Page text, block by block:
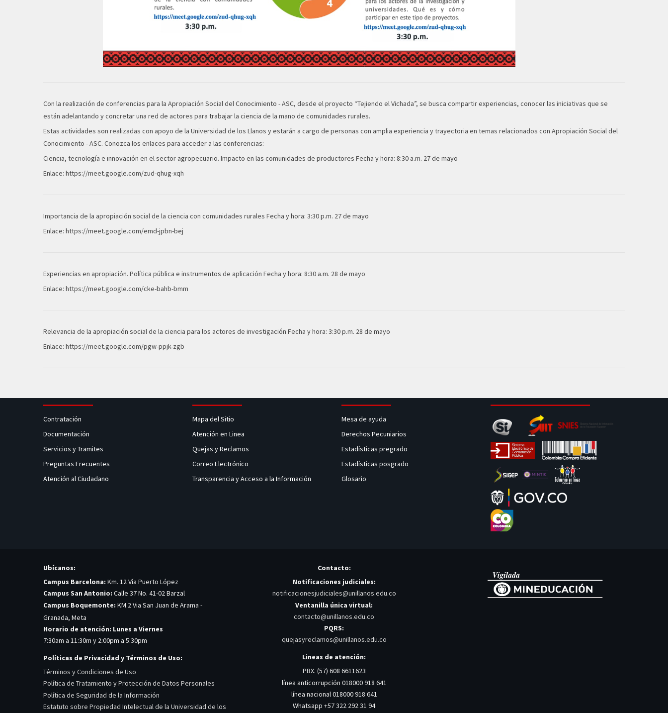
Con la realización de conferencias para la Apropiación Social del Conocimiento - ASC, desde el proyecto “Tejiendo el Vichada”, se busca compartir experiencias, conocer las iniciativas que se
están adelantando y concretar una red de actores para trabajar la ciencia de la mano de comunidades rurales.
Estas actividades son realizadas con apoyo de la Universidad de los Llanos y estarán a cargo de personas con amplia experiencia y trayectoria en temas relacionados con Apropiación Social del
Conocimiento - ASC. Conozca los enlaces para acceder a las conferencias:
Ciencia, tecnología e innovación en el sector agropecuario. Impacto en las comunidades de productores Fecha y hora: 8:30 a.m. 27 de mayo
Enlace: https://meet.google.com/zud-qhug-xqh
Importancia de la apropiación social de la ciencia con comunidades rurales Fecha y hora: 3:30 p.m. 27 de mayo
Enlace: https://meet.google.com/emd-jpbn-bej
Experiencias en apropiación. Política pública e instrumentos de aplicación Fecha y hora: 8:30 a.m. 28 de mayo
Enlace: https://meet.google.com/cke-bahb-bmm
Relevancia de la apropiación social de la ciencia para los actores de investigación Fecha y hora: 3:30 p.m. 28 de mayo
Enlace: https://meet.google.com/pgw-ppjk-zgb
Contratación
Documentación
Servicios y Tramites
Preguntas Frecuentes
Atención al Ciudadano
Mapa del Sitio
Atención en Linea
Quejas y Reclamos
Correo Electrónico
Transparencia y Acceso a la Información
Mesa de ayuda
Derechos Pecuniarios
Estadísticas pregrado
Estadísticas posgrado
Glosario
Ubícanos:
Campus Barcelona: Km. 12 Vía Puerto López
Campus San Antonio: Calle 37 No. 41-02 Barzal
Campus Boquemonte: KM 2 Via San Juan de Arama -
Granada, Meta
Horario de atención: Lunes a Viernes
7:30am a 11:30m y 2:00pm a 5:30pm
Políticas de Privacidad y Términos de Uso:
Términos y Condiciones de Uso
Política de Tratamiento y Protección de Datos Personales
Política de Seguridad de la Información
Estatuto sobre Propiedad Intelectual de la Universidad de los
Contacto:
Notificaciones judiciales:
notificacionesjudiciales@unillanos.edu.co
Ventanilla única virtual:
contacto@unillanos.edu.co
PQRS:
quejasyreclamos@unillanos.edu.co
Lineas de atención:
PBX. (57) 608 6611623
línea anticorrupción 018000 918 641
línea nacional 018000 918 641
Whatsapp +57 322 292 31 94